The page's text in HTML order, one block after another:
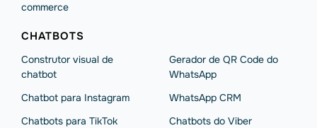
commerce
CHATBOTS
Construtor visual de
chatbot
Chatbot para Instagram
Chatbots para TikTok
Gerador de QR Code do
WhatsApp
WhatsApp CRM
Chatbots do Viber